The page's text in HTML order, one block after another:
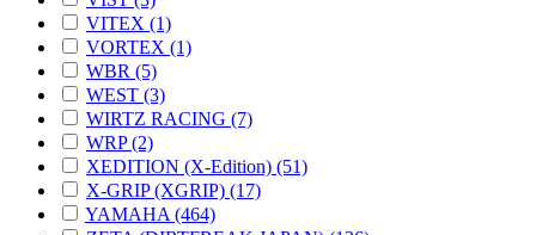
VITEX (1)
VORTEX (1)
WBR (5)
WEST (3)
WIRTZ RACING (7)
WRP (2)
XEDITION (X-Edition) (51)
X-GRIP (XGRIP) (17)
YAMAHA (464)